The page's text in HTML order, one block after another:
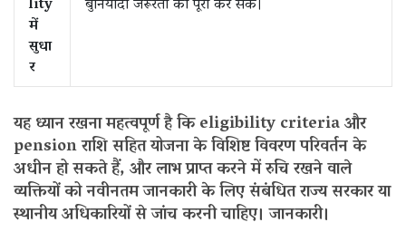
में
सुधा
र
यह ध्यान रखना महत्वपूर्ण है कि eligibility criteria और
pension राशि सहित योजना के विशिष्ट विवरण परिवर्तन के
अधीन हो सकते हैं, और लाभ प्राप्त करने में रुचि रखने वाले
व्यक्तियों को नवीनतम जानकारी के लिए संबंधित राज्य सरकार या
स्थानीय अधिकारियों से जांच करनी चाहिए। जानकारी।